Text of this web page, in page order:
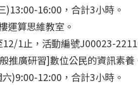
)13:00-16:00，合計3小時。
運算思維教室。
1止，活動編號J00023-
推廣研習]數位公民的資訊素養
)9:00-12:00，合計3小時。